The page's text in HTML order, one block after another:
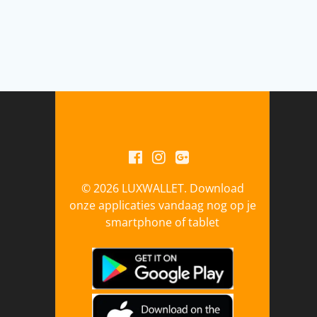
© 2026 LUXWALLET. Download
onze applicaties vandaag nog op je
smartphone of tablet